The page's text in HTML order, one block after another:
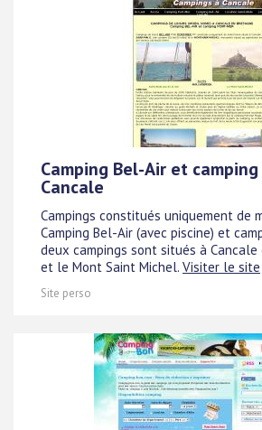
Camping Bel-Air et
Cancale
Campings constitués uniquement de
Camping Bel-Air (avec piscine) et
deux campings sont situés à
et le Mont Saint Michel. Visiter le site
Site perso